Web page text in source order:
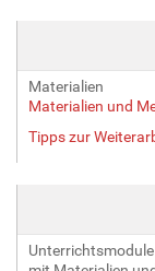
Materialien
Materialien und
Tipps zur
Unterrichtsmodule